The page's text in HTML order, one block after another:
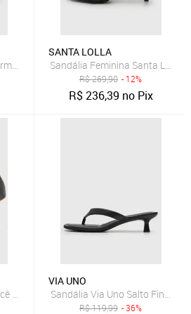
SANTA LOLLA
Sandália Feminina Santa Lolla
R$269,90 - 12%
R$236,39 no Pix
Bico Quadrado Preta
VIA UNO
Sandália Via Uno Salto Fino
R$119,99 - 36%